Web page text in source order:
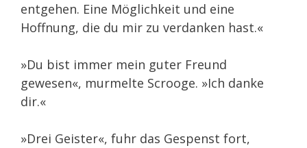
entgehen. Eine Möglichkeit und eine
Hoffnung, die du mir zu verdanken hast.«
»Du bist immer mein guter Freund
gewesen«, murmelte Scrooge. »Ich danke
dir.«
»Drei Geister«, fuhr das Gespenst fort,